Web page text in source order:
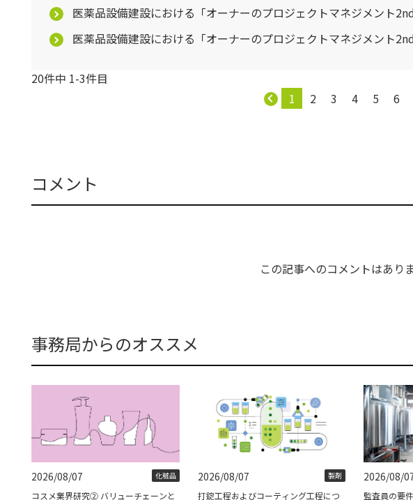
医薬品設備建設における「オーナーのプロジェクトマネジメント
医薬品設備建設における「オーナーのプロジェクトマネジメント
20件中 1-3件目
1
2 3 4 5 6
コメント
この記事へのコメントはあり
事務局からのオススメ
2026/08/07 化粧品
コスメ業界研究② バリューチェーンと
2026/08/07 製剤
打錠工程およびコーティング工程につ
2026/08/
監査員の要件